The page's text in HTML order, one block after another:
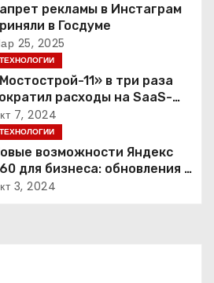
рекламы в Инстаграм
в Госдуме
25, 2025
ТЕХНОЛОГИИ
11» в три раза
расходы на SaaS-
благодаря переходу
Яндекс 360 для бизнеса
7, 2024
ТЕХНОЛОГИИ
возможности Яндекс
для бизнеса: обновления и
продукта
3, 2024